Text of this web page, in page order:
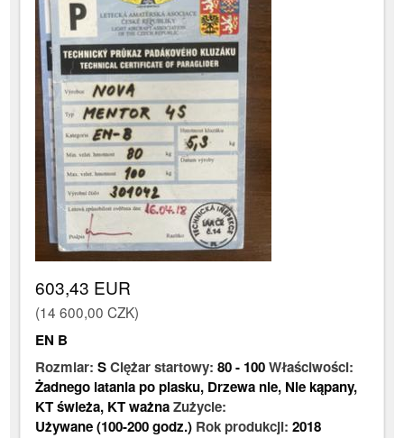
603,43 EUR
(14 600,00 CZK)
EN B
Rozmiar:SCiężar startowy:80- 100Właściwości:
Żadnego latania po piasku, Drzewa nie, Nie kąpany,
KT świeża, KT ważnaZużycie:
Używane (100-200 godz.) Rok produkcji:2018